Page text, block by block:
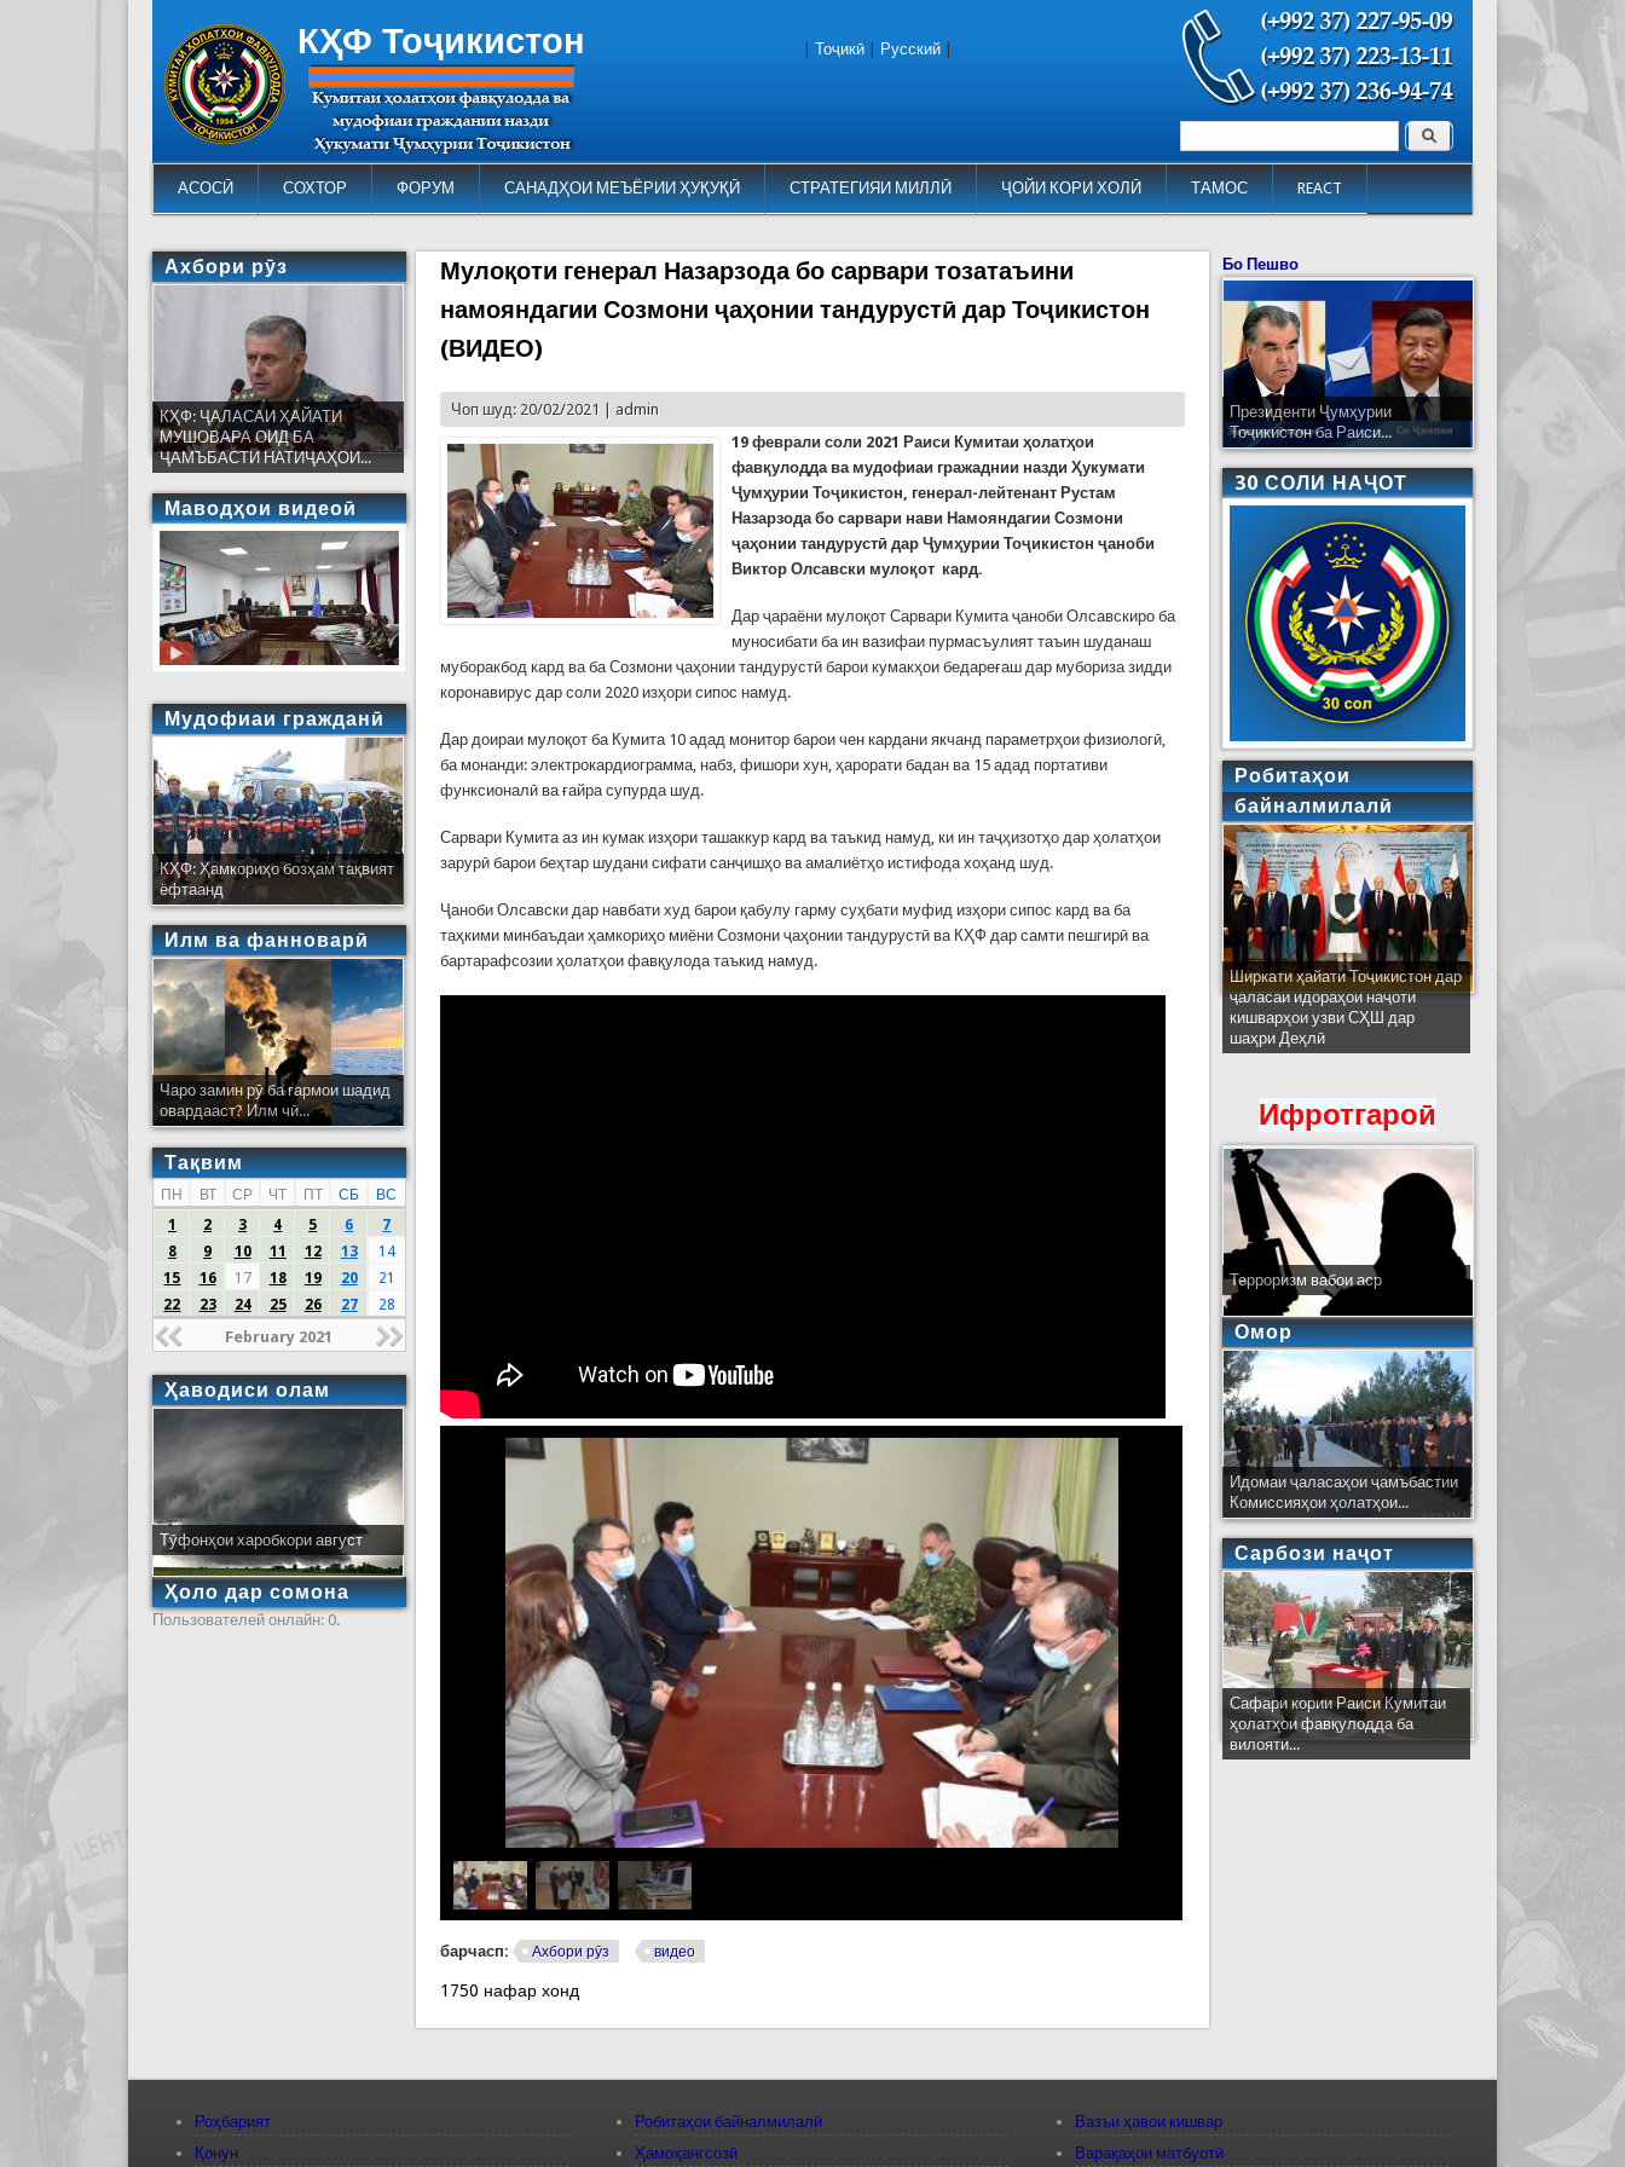
КҲФ Тоҷикистон
АСОСӢ СОХТОР ФОРУМ САНАДҲОИ МЕЪЁРИИ ҲУҚУҚӢ СТРАТЕГИЯИ МИЛЛӢ ҶОЙИ КОРИ ХОЛӢ ТАМОС REACT
Форма поиска Поиск
Тоҷикӣ Русский
Мулоқоти генерал Назарзода бо сарвари тозатаъини
намояндагии Созмони ҷаҳонии тандурустӣ дар Тоҷикистон
(ВИДЕО)
Чоп шуд: 20/02/2021 | admin
19 феврали соли 2021 Раиси Кумитаи ҳолатҳои
фавқулодда ва мудофиаи гражаднии назди Ҳукумати
Ҷумҳурии Тоҷикистон, генерал-лейтенант Рустам
Назарзода бо сарвари нави Намояндагии Созмони
ҷаҳонии тандурустӣ дар Ҷумҳурии Тоҷикистон ҷаноби
Виктор Олсавски мулоқот кард.
Дар ҷараёни мулоқот Сарвари Кумита ҷаноби Олсавскиро ба
муносибати ба ин вазифаи пурмасъулият таъин шуданаш
муборакбод кард ва ба Созмони ҷаҳонии тандурустӣ барои кумакҳои бедареғаш дар мубориза зидди
коронавирус дар соли 2020 изҳори сипос намуд.
Дар доираи мулоқот ба Кумита 10 адад монитор барои чен кардани якчанд параметрҳои физиологӣ,
ба монанди: электрокардиограмма, набз, фишори хун, ҳарорати бадан ва 15 адад портативи
функсионалӣ ва ғайра супурда шуд.
Сарвари Кумита аз ин кумак изҳори ташаккур кард ва таъкид намуд, ки ин таҷҳизотҳо дар ҳолатҳои
зарурӣ барои беҳтар шудани сифати санҷишҳо ва амалиётҳо истифода хоҳанд шуд.
Ҷаноби Олсавски дар навбати худ барои қабулу гарму суҳбати муфид изҳори сипос кард ва ба
таҳкими минбаъдаи ҳамкориҳо миёни Созмони ҷаҳонии тандурустӣ ва КҲФ дар самти пешгирӣ ва
бартарафсозии ҳолатҳои фавқулода таъкид намуд.
барчасп: Ахбори рӯз видео
1750 нафар хонд
Ахбори рӯз
КҲФ: ҶАЛАСАИ ҲАЙАТИ
МУШОВАРА ОИД БА
ҶАМЪБАСТИ НАТИҶАҲОИ...
Маводҳои видеоӣ
Мудофиаи гражданӣ
КҲФ: Ҳамкориҳо бозҳам тақвият
ёфтаанд
Илм ва фанноварӣ
Чаро замин рӯ ба гармои шадид
овардааст? Илм чӣ...
Тақвим
ПН ВТ СР ЧТ ПТ СБ
ВС
1
2 3 4 5 6
7
8
9 10 11 12 13
14
15
16 17 18 19 20
21
22
23 24 25 26 27 28
February 2021
Ҳаводиси олам
Тӯфонҳои харобкори август
Ҳоло дар сомона
Пользователей онлайн: 0.
Бо Пешво
Президенти Ҷумҳурии
Тоҷикистон ба Раиси...
30 СОЛИ НАҶОТ
Робитаҳои
байналмилалӣ
Ширкати ҳайати Тоҷикистон дар
ҷаласаи идораҳои наҷоти
кишварҳои узви СҲШ дар
шаҳри Деҳлӣ
Ифротгароӣ
Терроризм вабои аср
Омор
Идомаи ҷаласаҳои ҷамъбастии
Комиссияҳои ҳолатҳои...
Сарбози наҷот
Сафари кории Раиси Кумитаи
ҳолатҳои фавқулодда ба
вилояти...
Роҳбарият
Қонун
Робитаҳои байналмилалӣ
Ҳамоҳангсозӣ
Вазъи ҳавои кишвар
Варақаҳои матбуотӣ